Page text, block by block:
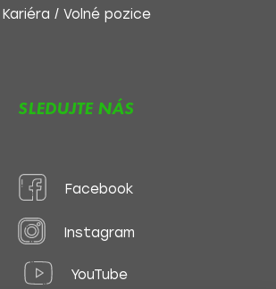
Kariéra / Volné pozice
SLEDUJTE NÁS
Facebook
Instagram
YouTube